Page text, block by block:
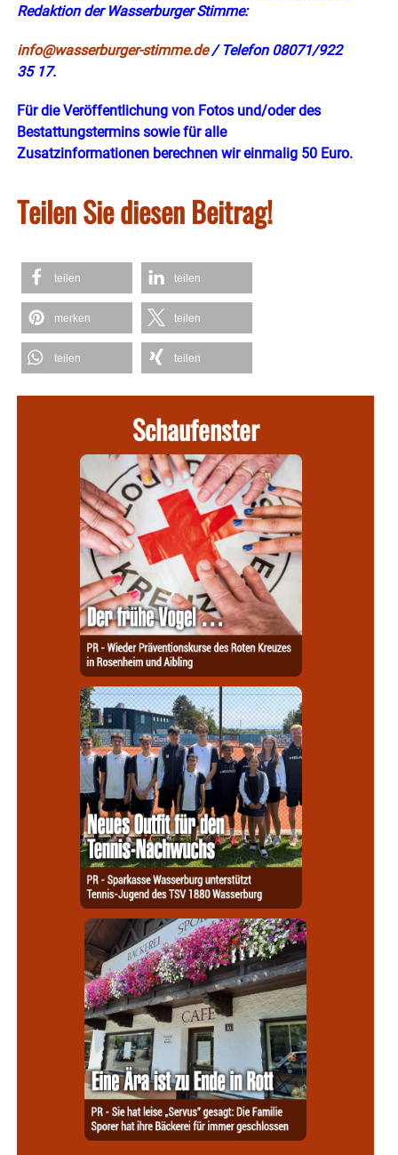
Redaktion der Wasserburger Stimme:
info@wasserburger-stimme.de/ Telefon 08071/922
35 17.
Für die Veröffentlichung von Fotos und/oder des
Bestattungstermins sowie für alle
Zusatzinformationen berechnen wir einmalig 50 Euro.
Teilen Sie diesen Beitrag!
teilen teilen
merken teilen
teilen teilen
Schaufenster